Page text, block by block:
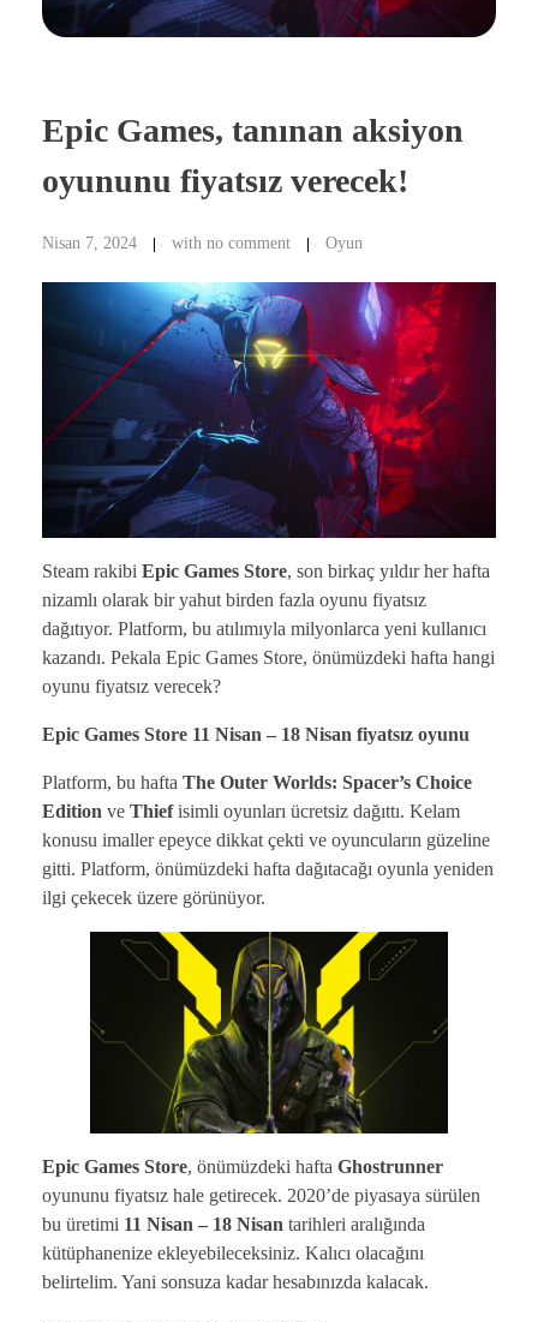
Epic Games, tanınan aksiyon
oyununu fiyatsız verecek!
Nisan 7, 2024 with no comment Oyun
Steam rakibi Epic Games Store, son birkaç yıldır her hafta
nizamlı olarak bir yahut birden fazla oyunu fiyatsız
dağıtıyor. Platform, bu atılımıyla milyonlarca yeni kullanıcı
kazandı. Pekala Epic Games Store, önümüzdeki hafta hangi
oyunu fiyatsız verecek?
Epic Games Store 11 Nisan – 18 Nisan fiyatsız oyunu
Platform, bu hafta The Outer Worlds: Spacer’s Choice
Edition ve Thiefisimli oyunları ücretsiz dağıttı. Kelam
konusu imaller epeyce dikkat çekti ve oyuncuların güzeline
gitti. Platform, önümüzdeki hafta dağıtacağı oyunla yeniden
ilgi çekecek üzere görünüyor.
Epic Games Store, önümüzdeki hafta Ghostrunner
oyununu fiyatsız hale getirecek. 2020’de piyasaya sürülen
bu üretimi 11 Nisan – 18 Nisan tarihleri aralığında
kütüphanenize ekleyebileceksiniz. Kalıcı olacağını
belirtelim. Yani sonsuza kadar hesabınızda kalacak.